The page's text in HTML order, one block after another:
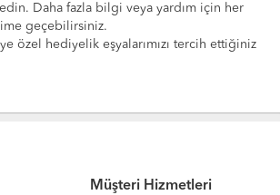
Daha fazla bilgi veya yardım için her
geçebilirsiniz.
özel hediyelik eşyalarımızı tercih ettiğiniz
Müşteri Hizmetleri